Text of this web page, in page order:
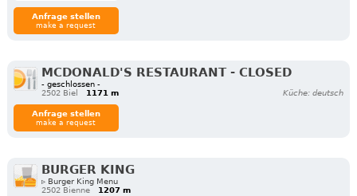
Anfrage stellen
make a request
MCDONALD'S RESTAURANT - CLOSED
- geschlossen -
2502 Biel
1171 m Küche: deutsch
Anfrage stellen
make a request
BURGER KING
▹ Burger King Menu
2502 Bienne
1207 m